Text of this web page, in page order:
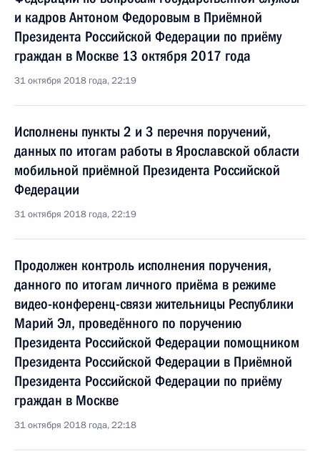
и кадров Антоном Федоровым в Приёмной
Президента Российской Федерации по приёму
граждан в Москве 13 октября 2017 года
31 октября 2018 года, 22:19
Исполнены пункты 2 и 3 перечня поручений,
данных по итогам работы в Ярославской области
мобильной приёмной Президента Российской
Федерации
31 октября 2018 года, 22:19
Продолжен контроль исполнения поручения,
данного по итогам личного приёма в режиме
видео-конференц-связи жительницы Республики
Марий Эл, проведённого по поручению
Президента Российской Федерации помощником
Президента Российской Федерации в Приёмной
Президента Российской Федерации по приёму
граждан в Москве
31 октября 2018 года, 22:18